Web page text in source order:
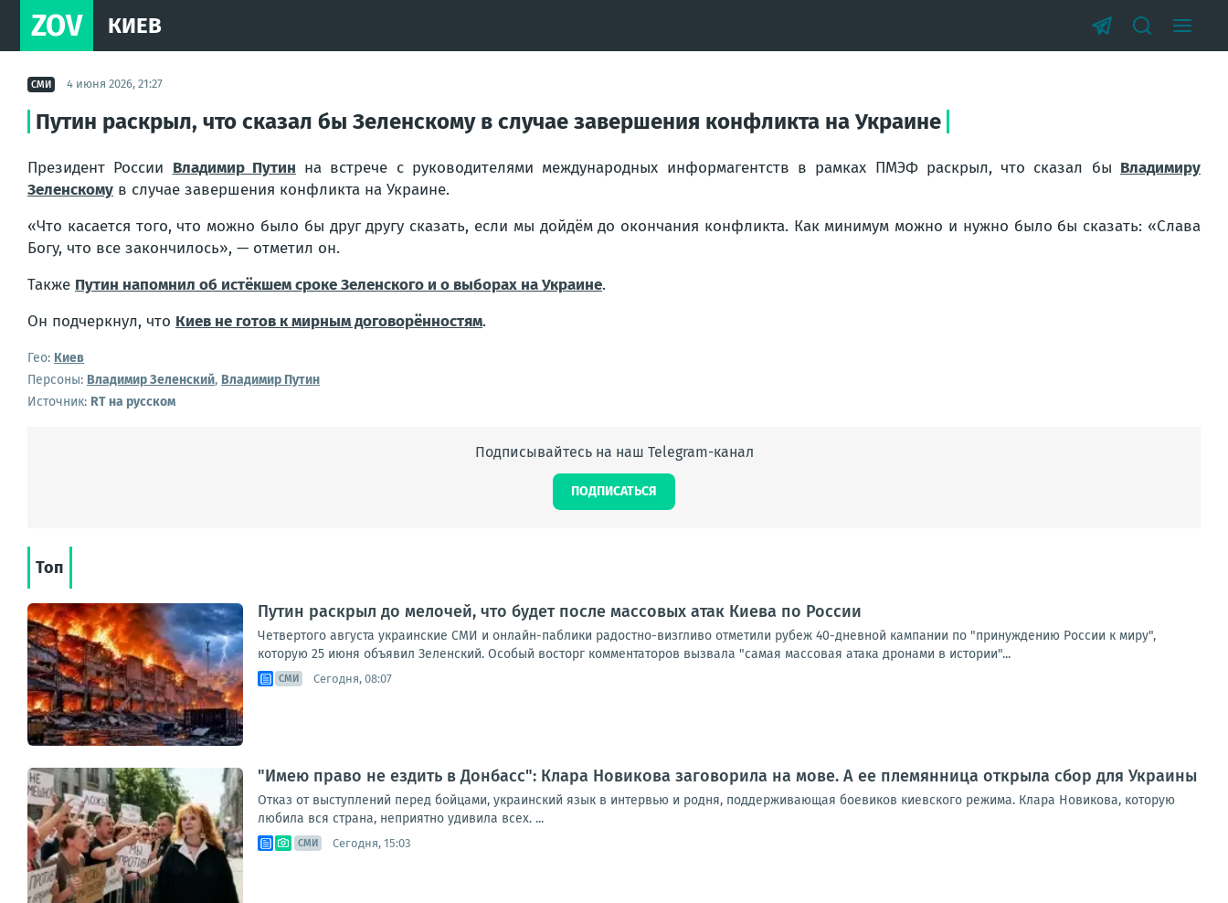
ZOV КИЕВ
СМИ 4 июня 2026, 21:27
Путин раскрыл, что сказал бы Зеленскому в случае завершения конфликта на Украине
Президент России Владимир Путин на встрече с руководителями международных информагентств в рамках ПМЭФ раскрыл, что сказал бы Владимиру
Зеленскому в случае завершения конфликта на Украине.
«Что касается того, что можно было бы друг другу сказать, если мы дойдём до окончания конфликта. Как минимум можно и нужно было бы сказать: «Слава
Богу, что все закончилось», — отметил он.
Также Путин напомнил об истёкшем сроке Зеленского и о выборах на Украине.
Он подчеркнул, что Киев не готов к мирным договорённостям.
Гео: Киев
Персоны: Владимир Зеленский, Владимир Путин
Источник: RT на русском
Подписывайтесь на наш Telegram-канал
ПОДПИСАТЬСЯ
Топ
Путин раскрыл до мелочей, что будет после массовых атак Киева по России
Четвертого августа украинские СМИ и онлайн-паблики радостно-визгливо отметили рубеж 40-дневной кампании по "принуждению России к миру",
которую 25 июня объявил Зеленский. Особый восторг комментаторов вызвала "самая массовая атака дронами в истории"...
СМИ Сегодня, 08:07
"Имею право не ездить в Донбасс": Клара Новикова заговорила на мове. А ее племянница открыла сбор для Украины
Отказ от выступлений перед бойцами, украинский язык в интервью и родня, поддерживающая боевиков киевского режима. Клара Новикова, которую
любила вся страна, неприятно удивила всех. ...
СМИ Сегодня, 15:03